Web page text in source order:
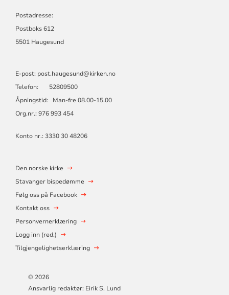
Postadresse:
Postboks 612
5501 Haugesund
E-post: post.haugesund@kirken.no
Telefon: 52809500
Åpningstid: Man-fre 08.00-15.00
Org.nr.: 976 993 454
Konto nr.: 3330 30 48206
Den norske kirke
Stavanger bispedømme
Følg oss på Facebook
Kontakt oss
Personvernerklæring
Logg inn (red.)
Tilgjengelighetserklæring
© 2026
Ansvarlig redaktør: Eirik S. Lund